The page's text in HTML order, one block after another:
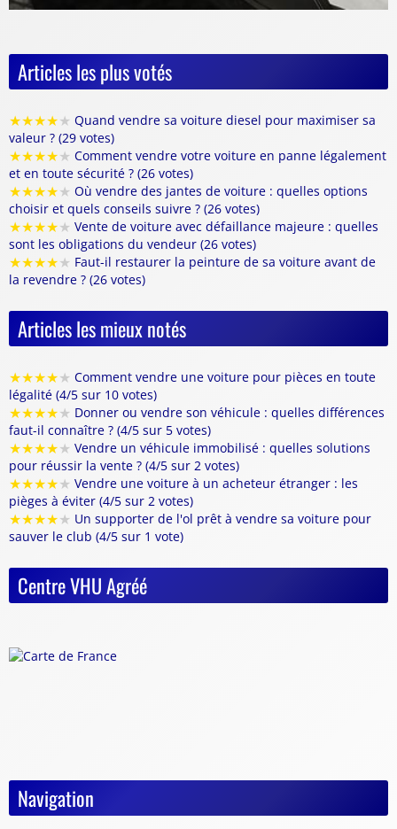
Articles les plus votés
★★★★★ Quand vendre sa voiture diesel pour maximiser sa
valeur ? (29 votes)
★★★★★ Comment vendre votre voiture en panne légalement
et en toute sécurité ? (26 votes)
★★★★★ Où vendre des jantes de voiture : quelles options
choisir et quels conseils suivre ? (26 votes)
★★★★★ Vente de voiture avec défaillance majeure : quelles
sont les obligations du vendeur (26 votes)
★★★★★ Faut-il restaurer la peinture de sa voiture avant de
la revendre ? (26 votes)
Articles les mieux notés
★★★★★ Comment vendre une voiture pour pièces en toute
légalité (4/5 sur 10 votes)
★★★★★ Donner ou vendre son véhicule : quelles différences
faut-il connaître ? (4/5 sur 5 votes)
★★★★★ Vendre un véhicule immobilisé : quelles solutions
pour réussir la vente ? (4/5 sur 2 votes)
★★★★★ Vendre une voiture à un acheteur étranger : les
pièges à éviter (4/5 sur 2 votes)
★★★★★ Un supporter de l'ol prêt à vendre sa voiture pour
sauver le club (4/5 sur 1 vote)
Centre VHU Agréé
Navigation